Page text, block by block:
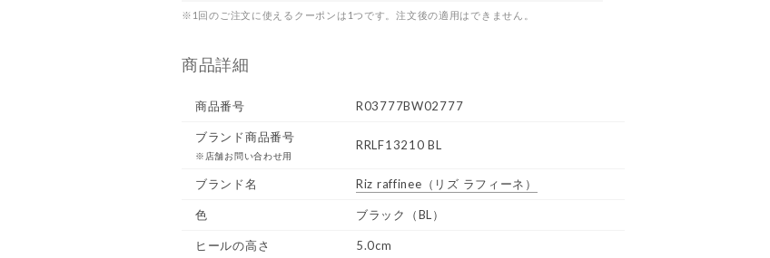
※1回のご注文に使えるクーポンは1つです。注文後の適用はできません。
商品詳細
商品番号 R03777BW02777
ブランド商品番号
※店舗お問い合わせ用
RRLF13210 BL
ブランド名 Riz raffinee （リズ ラフィーネ）
色 ブラック（BL）
ヒールの高さ 5.0cm